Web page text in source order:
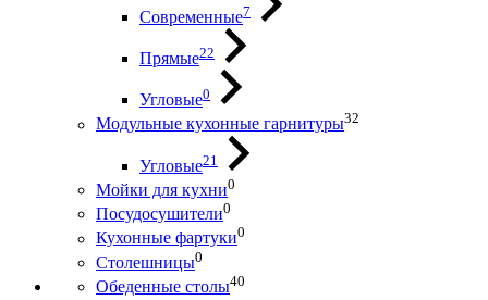
Современные7
Прямые22
Угловые0
Модульные кухонные гарнитуры32
Угловые21
Мойки для кухни0
Посудосушители0
Кухонные фартуки0
Столешницы0
Обеденные столы40